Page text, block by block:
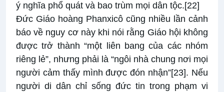
ý nghĩa phổ quát và bao trùm mọi dân tộc.[22]
Đức Giáo hoàng Phanxicô cũng nhiều lần cảnh
báo về nguy cơ này khi nói rằng Giáo hội không
được trở thành “một liên bang của các nhóm
riêng lẻ”, nhưng phải là “ngôi nhà chung nơi mọi
người cảm thấy mình được đón nhận”[23]. Nếu
người di dân chỉ sống đức tin trong phạm vi